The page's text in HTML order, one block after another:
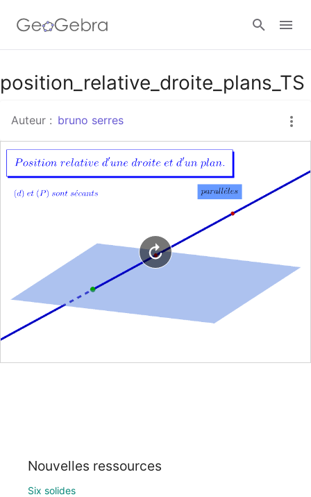
Google Classroom
Classe GeoGebra
Se connecter
position_relative_droite_plans_TS
Auteur : bruno serres
Nouvelles ressources
Six solides